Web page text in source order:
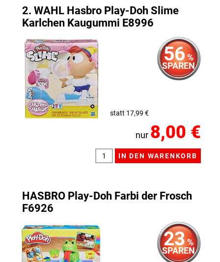
2. WAHL Hasbro Play-Doh Slime
Karlchen Kaugummi E8996
56 %
SPAREN
statt 17,99 €
nur 8,00 €
HASBRO Play-Doh Farbi der Frosch
F6926
23 %
SPAREN